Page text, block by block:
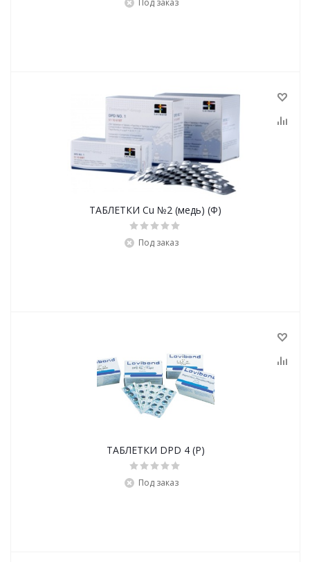
Под заказ
ТАБЛЕТКИ Cu №2 (медь) (Ф)
Под заказ
ТАБЛЕТКИ DPD 4 (Р)
Под заказ